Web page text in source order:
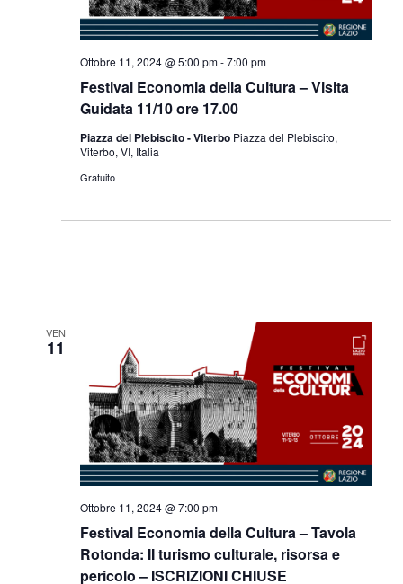
Festival Economia della Cultura – Visita
Guidata 11/10 ore 17.00
Ottobre 11, 2024 @ 5:00 pm-7:00 pm
Piazza del Plebiscito - Viterbo Piazza del Plebiscito,
Viterbo, VI, Italia
Gratuito
VEN
11
Festival Economia della Cultura – Tavola
Rotonda: II turismo culturale, risorsa e
pericolo – ISCRIZIONI CHIUSE
Ottobre 11, 2024 @ 7:00 pm